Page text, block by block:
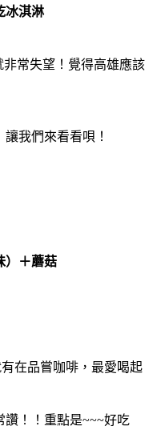
冰淇淋
常失望！覺得高雄應該
我們來看看唄！
味）＋蘑菇
有在品嘗咖啡，最愛喝起
讚！！重點是~~~好吃